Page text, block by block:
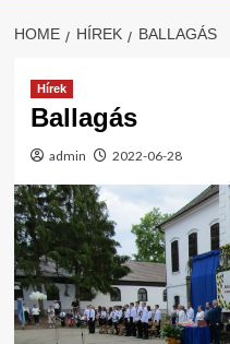
HOME HÍREK BALLAGÁS
Hírek
Ballagás
admin 2022-06-28